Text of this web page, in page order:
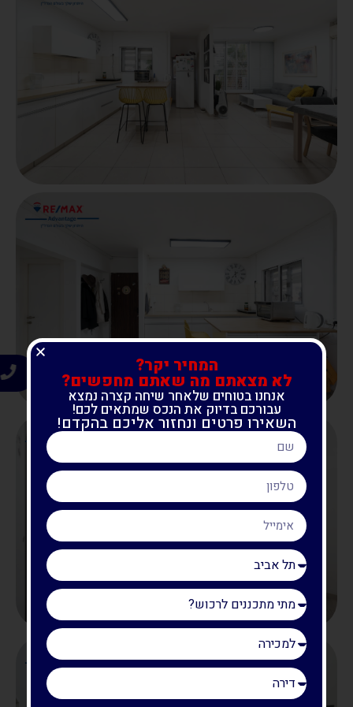
המחיר יקר?
לא מצאתם מה שאתם מחפשים?
אנחנו בטוחים שלאחר שיחה קצרה נמצא
עבורכם בדיוק את הנכס שמתאים לכם!
השאירו פרטים ונחזור אליכם בהקדם!